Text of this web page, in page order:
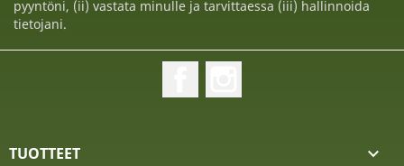
pyyntöni, (ii) vastata minulle ja tarvittaessa (iii) hallinnoida
tietojani.
TUOTTEET 